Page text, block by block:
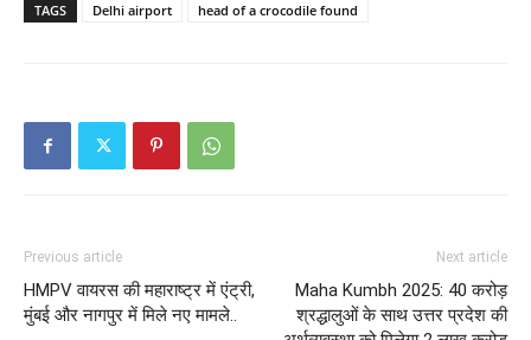
TAGS Delhi airport head of a crocodile found
Previous article
HMPV वायरस की महाराष्ट्र में एंट्री,
मुंबई और नागपुर में मिले नए मामले..
Next article
Maha Kumbh 2025: 40 करोड़
श्रद्धालुओं के साथ उत्तर प्रदेश की